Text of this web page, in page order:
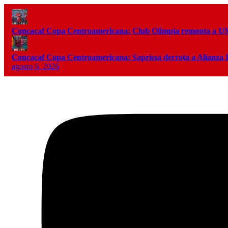
Concacaf Copa Centroamericana: Club Olimpia remonta a
Concacaf Copa Centroamericana: Saprissa derrota a Alianza
agosto 6, 2026